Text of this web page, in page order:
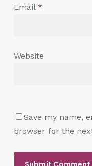
Email *
Website
Save my name,
browser for the